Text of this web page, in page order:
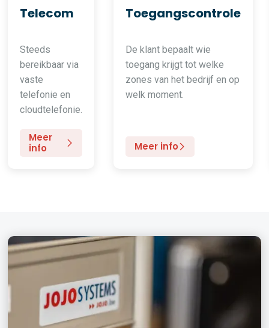
Telecom
Steeds
bereikbaar via
vaste
telefonie en
cloudtelefonie.
Meer
info
Toegangscontrole
De klant bepaalt wie
toegang krijgt tot welke
zones van het bedrijf en op
welk moment.
Meer info